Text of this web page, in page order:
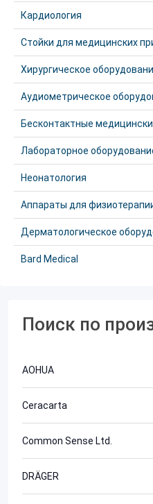
Кардиология
Стойки для медицинских
Хирургическое
Аудиометрическое
Бесконтактные
Лабораторное
Неонатология
Аппараты для
Дерматологическое
Bard Medical
Поиск по
AOHUA
Ceracarta
Common Sense Ltd.
DRÄGER